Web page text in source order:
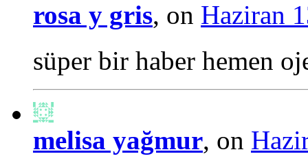
rosa y gris, on Haziran
süper bir haber hemen
melisa yağmur, on